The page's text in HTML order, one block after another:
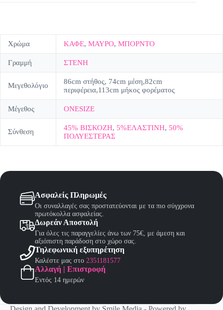
Χρώμα ΚΑΦΕ, ΜΑΥΡΟ, ΜΠΟΡΝΤΟ
Γραμμή ΣΤΕΝΗ
Μεγεθολόγιο
86cm στήθος, 74cm μέση,82cm
περιφέρεια,113cm μήκος φορέματος
Μέγεθος ONESIZE
Σύνθεση 45% ΒΙΣΚΟΖΗ, 5%ΕΛΑΣΤΙΝΗ, 50%
ΠΟΛΥΕΣΤΕΡΑΣ
Ασφαλείς Πληρωμές
Οι συναλλαγές σας προστατεύονται με τα πιο σύγχρονα
πρωτόκολλα ασφαλείας.
Δωρεάν Αποστολή
Για όλες τις παραγγελίες άνω των 75€, με άμεση και
αξιόπιστη παράδοση στο χώρο σας.
Τηλεφωνική εξυπηρέτηση
Καλέστε μας στο 2351181577
Αλλαγή | Επιστροφή
Εντός 14 ημερών